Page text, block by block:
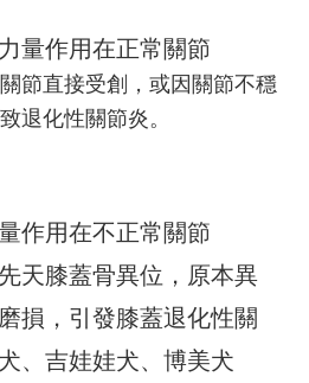
量作用在正常關節
節直接受創，或因關節不穩
退化性關節炎。
作用在不正常關節
天膝蓋骨異位，原本異
損，引發膝蓋退化性關
、吉娃娃犬、博美犬